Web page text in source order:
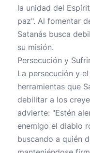
la unidad del
paz". Al fomentar
Satanás busca
su misión.
Persecución y
La persecución y
herramientas que
debilitar a los
advierte: "Estén
enemigo el diablo
buscando a quién